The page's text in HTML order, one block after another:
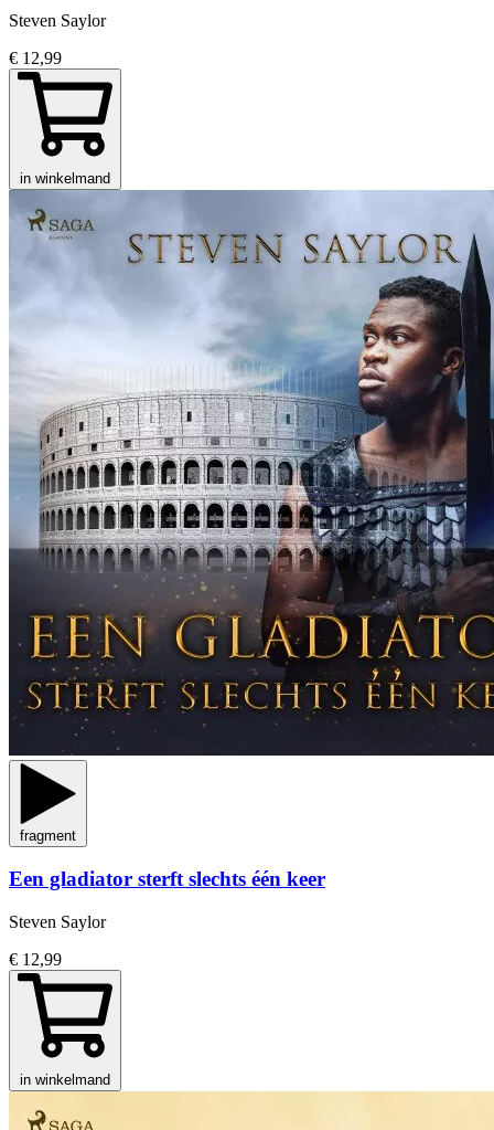
Steven Saylor
€ 12,99
in winkelmand
fragment
Een gladiator sterft slechts één keer
Steven Saylor
€ 12,99
in winkelmand